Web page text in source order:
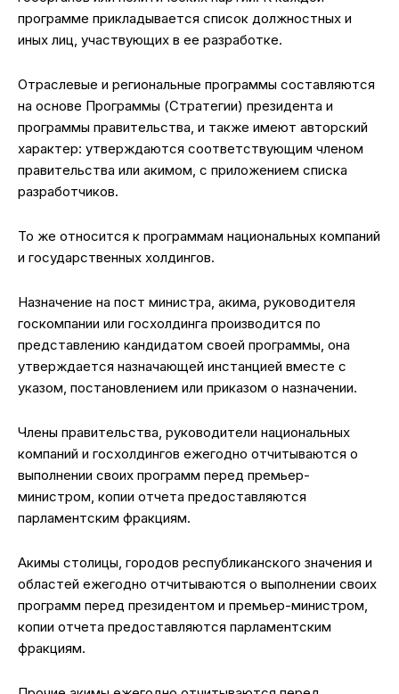
программе прикладывается список должностных и
иных лиц, участвующих в ее разработке.
Отраслевые и региональные программы составляются
на основе Программы (Стратегии) президента и
программы правительства, и также имеют авторский
характер: утверждаются соответствующим членом
правительства или акимом, с приложением списка
разработчиков.
То же относится к программам национальных компаний
и государственных холдингов.
Назначение на пост министра, акима, руководителя
госкомпании или госхолдинга производится по
представлению кандидатом своей программы, она
утверждается назначающей инстанцией вместе с
указом, постановлением или приказом о назначении.
Члены правительства, руководители национальных
компаний и госхолдингов ежегодно отчитываются о
выполнении своих программ перед премьер-
министром, копии отчета предоставляются
парламентским фракциям.
Акимы столицы, городов республиканского значения и
областей ежегодно отчитываются о выполнении своих
программ перед президентом и премьер-министром,
копии отчета предоставляются парламентским
фракциям.